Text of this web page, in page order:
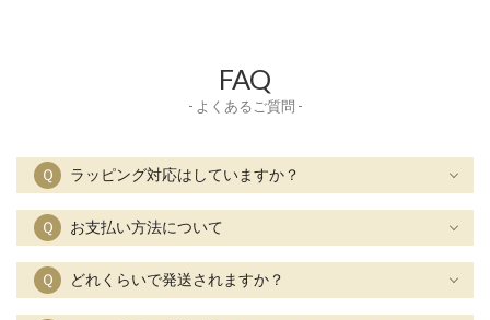
FAQ
- よくあるご質問 -
Ｑ ラッピング対応はしていますか？
Ｑ お支払い方法について
Ｑ どれくらいで発送されますか？